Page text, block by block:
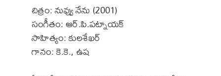
చిత్రం: నువ్వు నేను (2001)
సంగీతం: ఆర్.పి.పట్నాయక్
సాహిత్యం: కులశేఖర్
గానం: కె.కె., ఉష